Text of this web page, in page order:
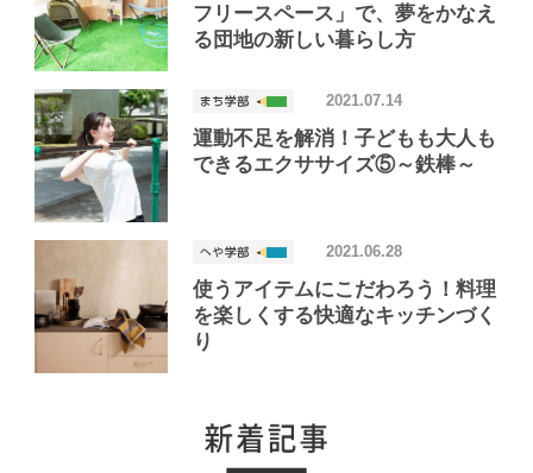
フリースペース」で、夢をかなえ
る団地の新しい暮らし方
運動不足を解消！子どもも大人も
できるエクササイズ⑤～鉄棒～
2021.07.14
使うアイテムにこだわろう！料理
を楽しくする快適なキッチンづく
り
2021.06.28